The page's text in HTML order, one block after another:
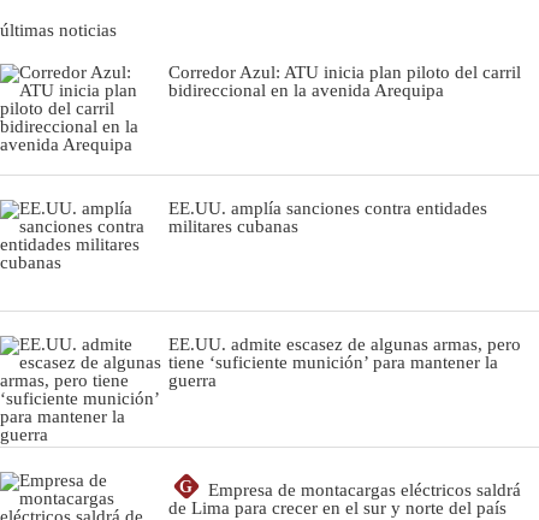
últimas noticias
Corredor Azul: ATU inicia plan piloto del carril
bidireccional en la avenida Arequipa
EE.UU. amplía sanciones contra entidades
militares cubanas
EE.UU. admite escasez de algunas armas, pero
tiene ‘suficiente munición’ para mantener la
guerra
G
Empresa de montacargas eléctricos saldrá
de Lima para crecer en el sur y norte del país